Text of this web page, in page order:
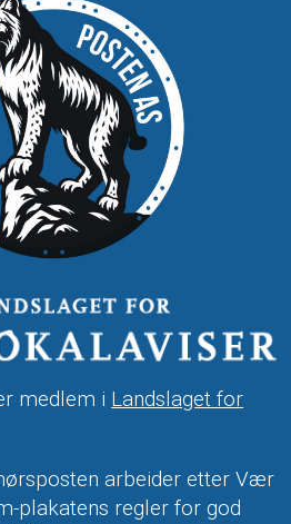
medlem i Landslaget for
arbeider etter Vær
plakatens regler for god